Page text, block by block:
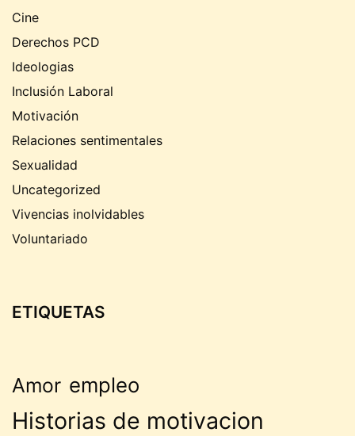
Cine
Derechos PCD
Ideologias
Inclusión Laboral
Motivación
Relaciones sentimentales
Sexualidad
Uncategorized
Vivencias inolvidables
Voluntariado
ETIQUETAS
Amor empleo
Historias de motivacion